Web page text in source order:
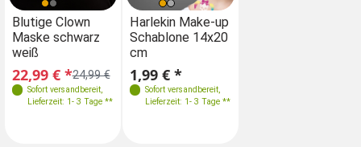
Blutige Clown
Maske schwarz
weiß
24,99 €
22,99 € *
Sofort versandbereit,
Lieferzeit: 1- 3 Tage **
Harlekin Make-up
Schablone 14x20
cm
1,99 € *
Sofort versandbereit,
Lieferzeit: 1- 3 Tage **